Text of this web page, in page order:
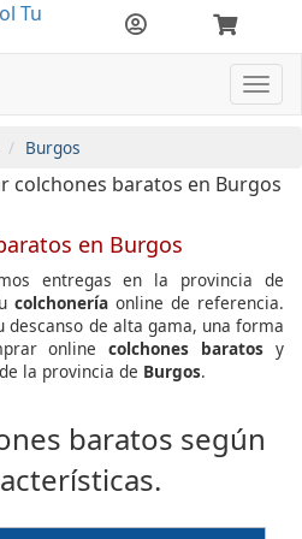
Burgos
en Burgos
entregas en la provincia de
colchoneríaonline de referencia.
descanso de alta gama, una forma
onlinecolchones baratos y
la provincia de Burgos.
baratos según